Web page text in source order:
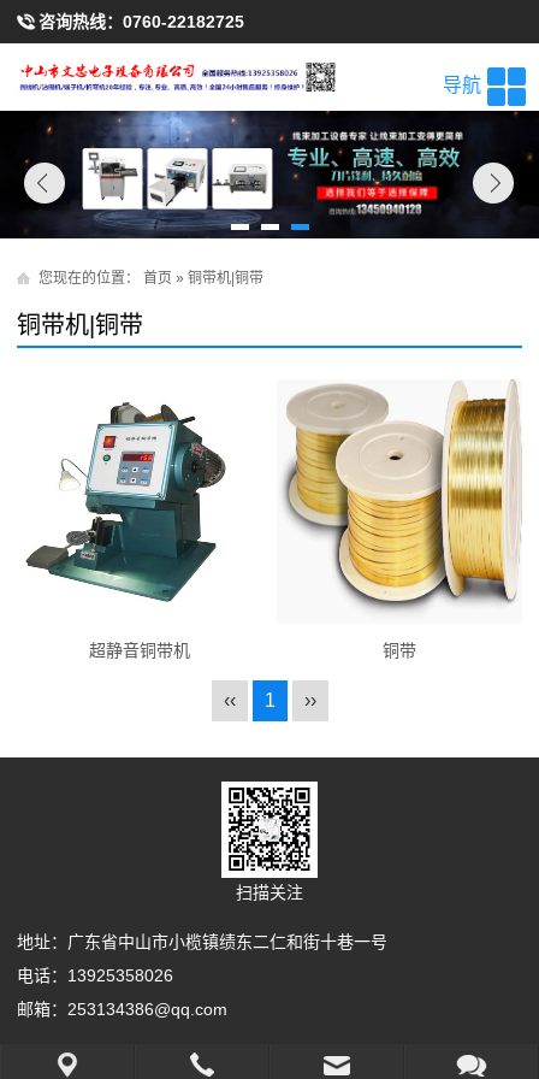
咨询热线： 0760-22182725
导航
您现在的位置： 首页 » 铜带机|铜带
铜带机|铜带
超静音铜带机 铜带
‹‹ 1 ››
扫描关注
地址：广东省中山市小榄镇绩东二仁和街十巷一号
电话：13925358026
邮箱：253134386@qq.com